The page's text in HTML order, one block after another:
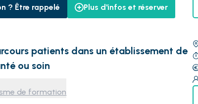
? Être rappelé Plus d'infos et réserver
patients dans un établissement de
ou soin
de formation